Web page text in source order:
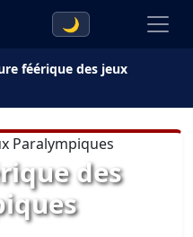
🌙
féérique des jeux
des